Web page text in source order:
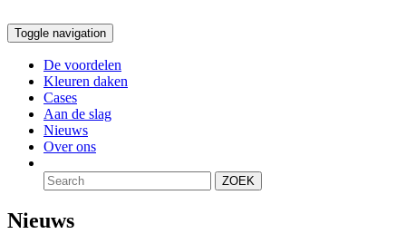
Toggle navigation
De voordelen
Kleuren daken
Cases
Aan de slag
Nieuws
Over ons
ZOEK
Nieuws